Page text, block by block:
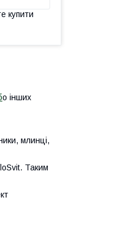
купити
о інших
млинці,
Таким